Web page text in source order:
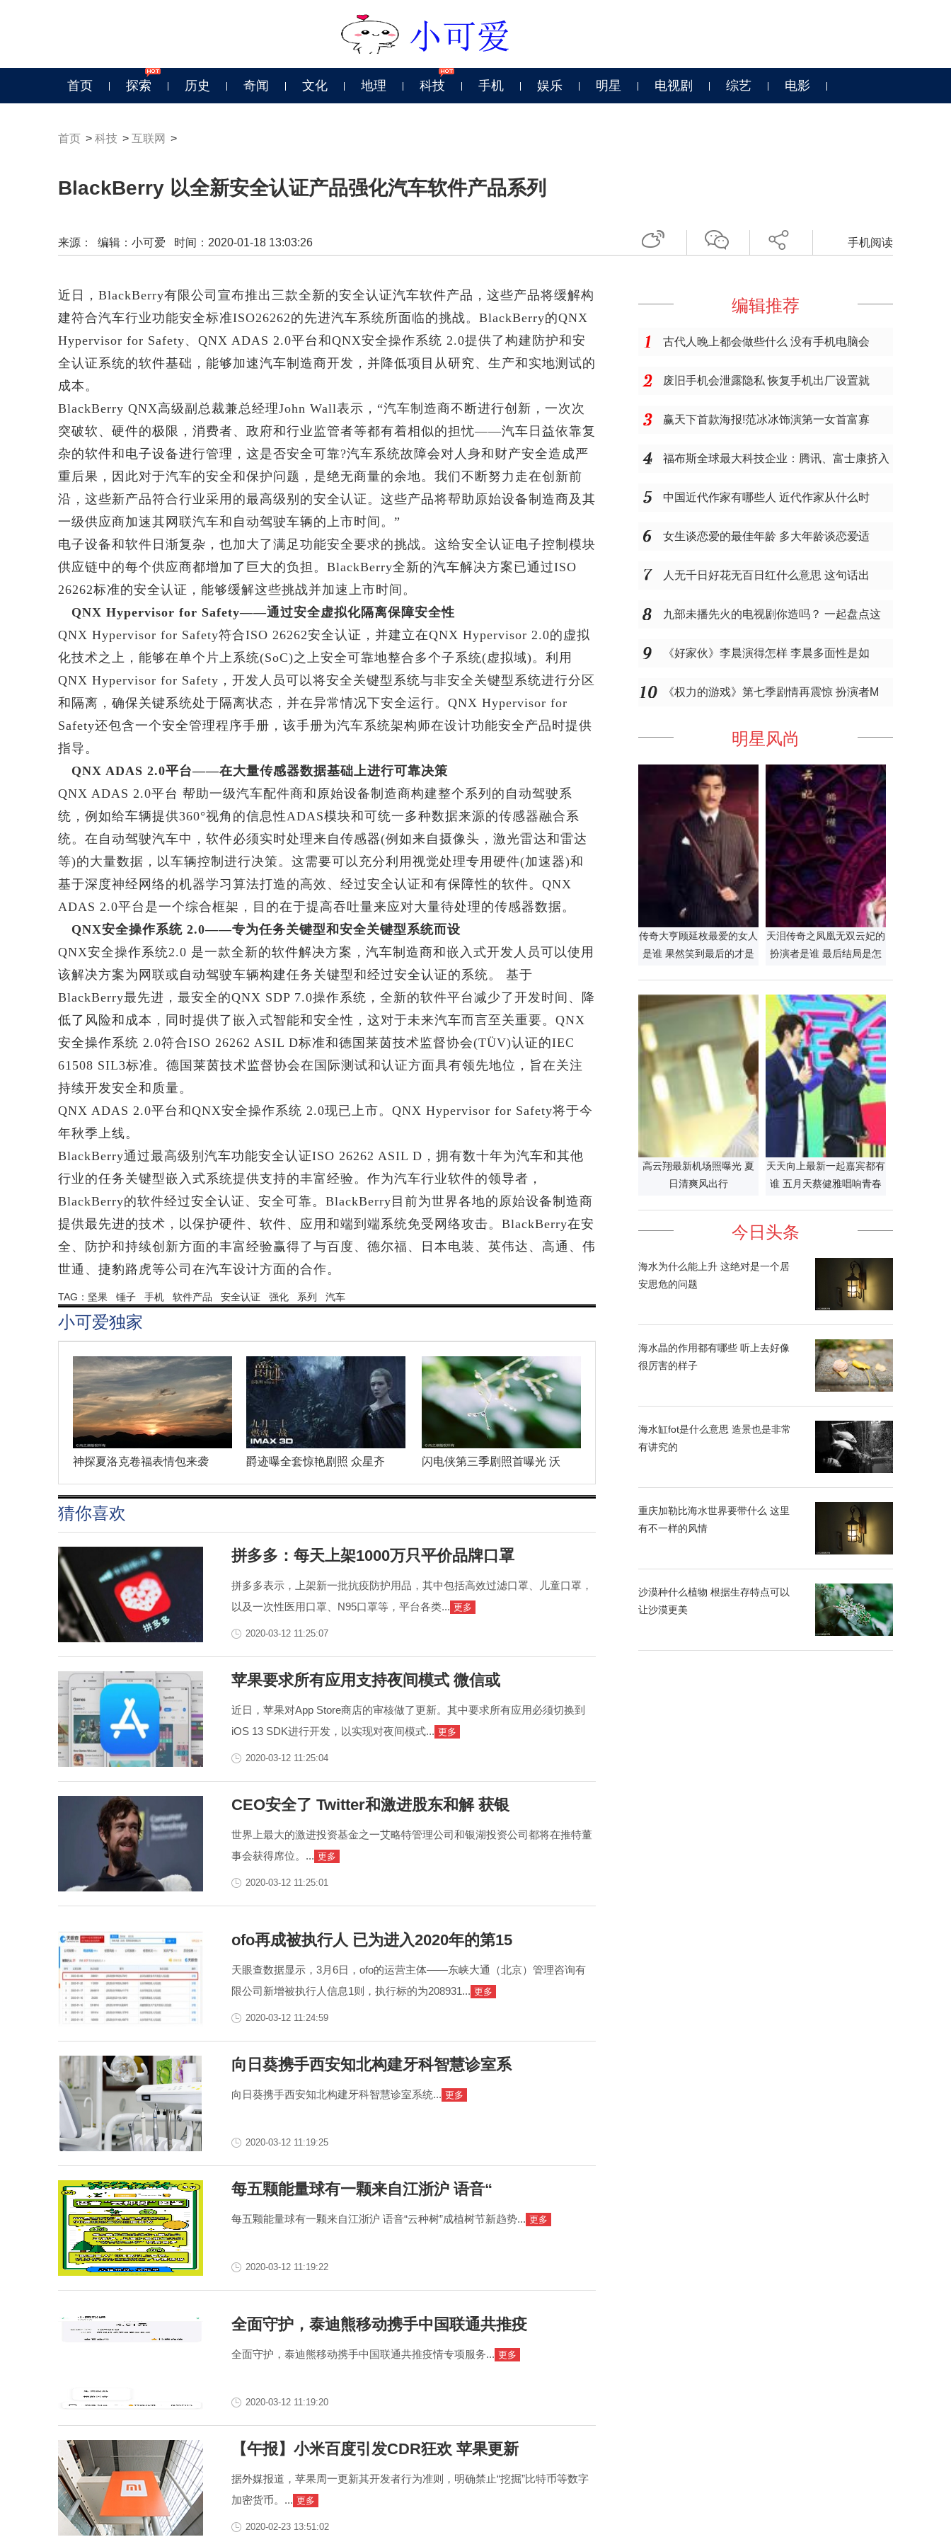
首页 探索 历史 奇闻 文化 地理 科技 手机 娱乐 明星 电视剧 综艺 电影
首页 > 科技 > 互联网 >
BlackBerry 以全新安全认证产品强化汽车软件产品系列
来源： 编辑：小可爱 时间：2020-01-18 13:03:26 手机阅读
近日，BlackBerry有限公司宣布推出三款全新的安全认证汽车软件产品，这些产品将缓解构
建符合汽车行业功能安全标准ISO26262的先进汽车系统所面临的挑战。BlackBerry的QNX
Hypervisor for Safety、QNX ADAS 2.0平台和QNX安全操作系统 2.0提供了构建防护和安
全认证系统的软件基础，能够加速汽车制造商开发，并降低项目从研究、生产和实地测试的
成本。
BlackBerry QNX高级副总裁兼总经理John Wall表示，“汽车制造商不断进行创新，一次次
突破软、硬件的极限，消费者、政府和行业监管者等都有着相似的担忧——汽车日益依靠复
杂的软件和电子设备进行管理，这是否安全可靠?汽车系统故障会对人身和财产安全造成严
重后果，因此对于汽车的安全和保护问题，是绝无商量的余地。我们不断努力走在创新前
沿，这些新产品符合行业采用的最高级别的安全认证。这些产品将帮助原始设备制造商及其
一级供应商加速其网联汽车和自动驾驶车辆的上市时间。”
电子设备和软件日渐复杂，也加大了满足功能安全要求的挑战。这给安全认证电子控制模块
供应链中的每个供应商都增加了巨大的负担。BlackBerry全新的汽车解决方案已通过ISO
26262标准的安全认证，能够缓解这些挑战并加速上市时间。
QNX Hypervisor for Safety——通过安全虚拟化隔离保障安全性
QNX Hypervisor for Safety符合ISO 26262安全认证，并建立在QNX Hypervisor 2.0的虚拟
化技术之上，能够在单个片上系统(SoC)之上安全可靠地整合多个子系统(虚拟域)。利用
QNX Hypervisor for Safety，开发人员可以将安全关键型系统与非安全关键型系统进行分区
和隔离，确保关键系统处于隔离状态，并在异常情况下安全运行。QNX Hypervisor for
Safety还包含一个安全管理程序手册，该手册为汽车系统架构师在设计功能安全产品时提供
指导。
QNX ADAS 2.0平台——在大量传感器数据基础上进行可靠决策
QNX ADAS 2.0平台 帮助一级汽车配件商和原始设备制造商构建整个系列的自动驾驶系
统，例如给车辆提供360°视角的信息性ADAS模块和可统一多种数据来源的传感器融合系
统。在自动驾驶汽车中，软件必须实时处理来自传感器(例如来自摄像头，激光雷达和雷达
等)的大量数据，以车辆控制进行决策。这需要可以充分利用视觉处理专用硬件(加速器)和
基于深度神经网络的机器学习算法打造的高效、经过安全认证和有保障性的软件。QNX
ADAS 2.0平台是一个综合框架，目的在于提高吞吐量来应对大量待处理的传感器数据。
QNX安全操作系统 2.0——专为任务关键型和安全关键型系统而设
QNX安全操作系统2.0 是一款全新的软件解决方案，汽车制造商和嵌入式开发人员可以使用
该解决方案为网联或自动驾驶车辆构建任务关键型和经过安全认证的系统。 基于
BlackBerry最先进，最安全的QNX SDP 7.0操作系统，全新的软件平台减少了开发时间、降
低了风险和成本，同时提供了嵌入式智能和安全性，这对于未来汽车而言至关重要。QNX
安全操作系统 2.0符合ISO 26262 ASIL D标准和德国莱茵技术监督协会(TÜV)认证的IEC
61508 SIL3标准。德国莱茵技术监督协会在国际测试和认证方面具有领先地位，旨在关注
持续开发安全和质量。
QNX ADAS 2.0平台和QNX安全操作系统 2.0现已上市。QNX Hypervisor for Safety将于今
年秋季上线。
BlackBerry通过最高级别汽车功能安全认证ISO 26262 ASIL D，拥有数十年为汽车和其他
行业的任务关键型嵌入式系统提供支持的丰富经验。作为汽车行业软件的领导者，
BlackBerry的软件经过安全认证、安全可靠。BlackBerry目前为世界各地的原始设备制造商
提供最先进的技术，以保护硬件、软件、应用和端到端系统免受网络攻击。BlackBerry在安
全、防护和持续创新方面的丰富经验赢得了与百度、德尔福、日本电装、英伟达、高通、伟
世通、捷豹路虎等公司在汽车设计方面的合作。
TAG： 坚果 锤子 手机 软件产品 安全认证 强化 系列 汽车
小可爱独家
神探夏洛克卷福表情包来袭 爵迹曝全套惊艳剧照 众星齐 闪电侠第三季剧照首曝光 沃
猜你喜欢
拼多多：每天上架1000万只平价品牌口罩
拼多多表示，上架新一批抗疫防护用品，其中包括高效过滤口罩、儿童口罩，
以及一次性医用口罩、N95口罩等，平台各类... 更多
2020-03-12 11:25:07
苹果要求所有应用支持夜间模式 微信或
近日，苹果对App Store商店的审核做了更新。其中要求所有应用必须切换到
iOS 13 SDK进行开发，以实现对夜间模式... 更多
2020-03-12 11:25:04
CEO安全了 Twitter和激进股东和解 获银
世界上最大的激进投资基金之一艾略特管理公司和银湖投资公司都将在推特董
事会获得席位。... 更多
2020-03-12 11:25:01
ofo再成被执行人 已为进入2020年的第15
天眼查数据显示，3月6日，ofo的运营主体——东峡大通（北京）管理咨询有
限公司新增被执行人信息1则，执行标的为208931... 更多
2020-03-12 11:24:59
向日葵携手西安知北构建牙科智慧诊室系
向日葵携手西安知北构建牙科智慧诊室系统... 更多
2020-03-12 11:19:25
每五颗能量球有一颗来自江浙沪 语音“
每五颗能量球有一颗来自江浙沪 语音“云种树”成植树节新趋势... 更多
2020-03-12 11:19:22
全面守护，泰迪熊移动携手中国联通共推疫
全面守护，泰迪熊移动携手中国联通共推疫情专项服务... 更多
2020-03-12 11:19:20
【午报】小米百度引发CDR狂欢 苹果更新
据外媒报道，苹果周一更新其开发者行为准则，明确禁止“挖掘”比特币等数字
加密货币。... 更多
2020-02-23 13:51:02
编辑推荐
古代人晚上都会做些什么 没有手机电脑会
废旧手机会泄露隐私 恢复手机出厂设置就
赢天下首款海报!范冰冰饰演第一女首富寡
福布斯全球最大科技企业：腾讯、富士康挤入
中国近代作家有哪些人 近代作家从什么时
女生谈恋爱的最佳年龄 多大年龄谈恋爱适
人无千日好花无百日红什么意思 这句话出
九部未播先火的电视剧你造吗？ 一起盘点这
《好家伙》李晨演得怎样 李晨多面性是如
《权力的游戏》第七季剧情再震惊 扮演者M
明星风尚
传奇大亨顾延枚最爱的女人
是谁 果然笑到最后的才是
天泪传奇之凤凰无双云妃的
扮演者是谁 最后结局是怎
高云翔最新机场照曝光 夏
日清爽风出行
天天向上最新一起嘉宾都有
谁 五月天蔡健雅唱响青春
今日头条
海水为什么能上升 这绝对是一个居
安思危的问题
海水晶的作用都有哪些 听上去好像
很厉害的样子
海水缸fot是什么意思 造景也是非常
有讲究的
重庆加勒比海水世界要带什么 这里
有不一样的风情
沙漠种什么植物 根据生存特点可以
让沙漠更美